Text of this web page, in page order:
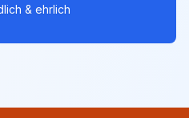
& ehrlich